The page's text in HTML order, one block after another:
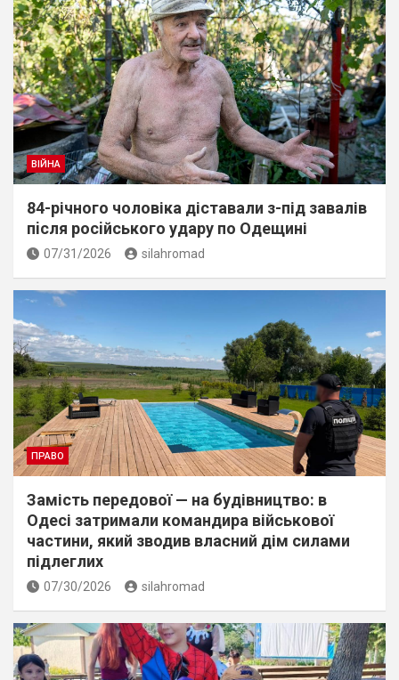
ВІЙНА
84-річного чоловіка діставали з-під завалів
пiсля росiйського удару по Одещині
07/31/2026 silahromad
ПРАВО
Замість передової — на будівництво: в
Одесі затримали командира військової
частини, який зводив власний дім силами
підлеглих
07/30/2026 silahromad